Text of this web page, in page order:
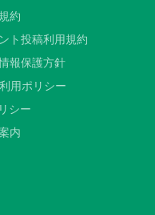
約
ト投稿利用規約
報保護方針
用ポリシー
シー
内